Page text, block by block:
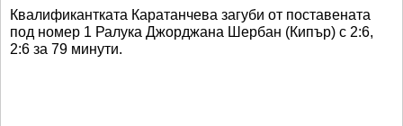
Квалификантката Каратанчева загуби от поставената
под номер 1 Ралука Джорджана Шербан (Кипър) с 2:6,
2:6 за 79 минути.